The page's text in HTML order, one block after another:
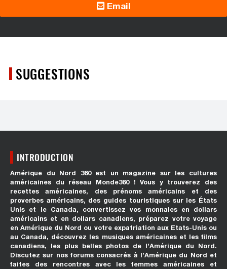
Email
SUGGESTIONS
INTRODUCTION
Amérique du Nord 360 est un magazine sur les cultures
américaines du réseau Monde360 ! Vous y trouverez des
recettes américaines, des prénoms américains et des
proverbes américains, des guides touristiques sur les États
Unis et le Canada, convertissez vos monnaies en dollars
américains et en dollars canadiens, préparez votre voyage
en Amérique du Nord ou votre expatriation aux Etats-Unis ou
au Canada, découvrez les musiques américaines et les films
canadiens, les plus belles photos de l’Amérique du Nord.
Discutez sur nos forums consacrés à l’Amérique du Nord et
faites des rencontres avec les femmes américaines et